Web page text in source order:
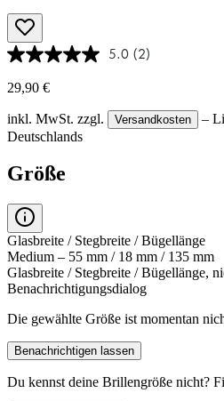
5.0 (2)
29,90 €
inkl. MwSt. zzgl. Versandkosten
–
Deutschlands
Größe
Glasbreite / Stegbreite / Bügellänge
Medium – 55 mm / 18 mm / 135 mm
Glasbreite / Stegbreite / Bügellänge,
Benachrichtigungsdialog
Die gewählte Größe ist momentan
Benachrichtigen lassen
Du kennst deine Brillengröße nicht?